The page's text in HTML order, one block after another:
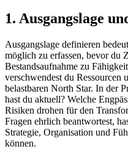
1. Ausgangslage
Ausgangslage definieren
möglich zu erfassen, bevor du
Bestandsaufnahme zu
verschwendest du Ressourcen
belastbaren North Star. In der
hast du aktuell? Welche
Risiken drohen für den
Fragen ehrlich beantwortest,
Strategie, Organisation und
können.